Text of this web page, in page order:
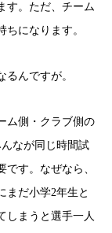
す。ただ、チーム
になります。
るんですが。
ム側・クラブ側の
なが同じ時間試
す。なぜなら、
まだ小学2年生と
しまうと選手一人